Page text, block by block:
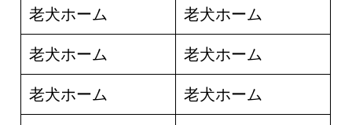
老犬ホーム 老犬ホーム
老犬ホーム 老犬ホーム
老犬ホーム 老犬ホーム